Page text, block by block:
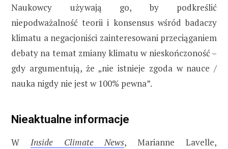
Naukowcy używają go, by podkreślić
niepodważalność teorii i konsensus wśród badaczy
klimatu a negacjoniści zainteresowani przeciąganiem
debaty na temat zmiany klimatu w nieskończoność –
gdy argumentują, że „nie istnieje zgoda w nauce /
nauka nigdy nie jest w 100% pewna”.
Nieaktualne informacje
W Inside Climate News, Marianne Lavelle,